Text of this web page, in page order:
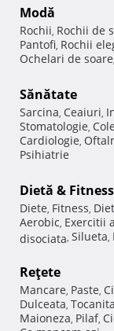
Modă
Rochii, Rochii de
Pantofi, Rochii
Ochelari de soare,
Sănătate
Sarcina, Ceaiuri,
Stomatologie,
Cardiologie,
Psihiatrie
Dietă & Fitness
Diete, Fitness,
Aerobic, Exercitii
disociata, Silueta,
Reţete
Mancare, Paste,
Dulceata, Tocanita
Maioneza, Pilaf,